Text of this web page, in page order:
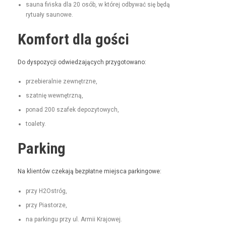
sauna fińs­ka dla 20 osób, w której odby­wać się będą
rytu­ały saunowe.
Komfort dla gości
Do dys­pozy­cji odwiedza­ją­cych przygotowano:
prze­bier­al­nie zewnętrzne,
szat­nię wewnętrzną,
pon­ad 200 szafek depozytowych,
toale­ty.
Parking
Na klien­tów czeka­ją bezpłatne miejs­ca parkingowe:
przy H2Ostróg,
przy Pias­torze,
na parkingu przy ul. Armii Krajowej.